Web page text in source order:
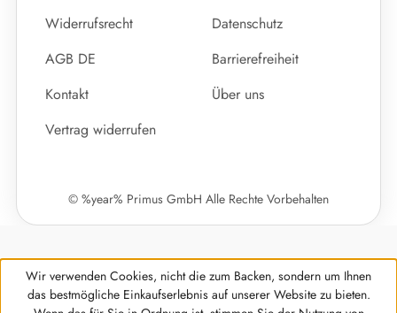
Widerrufsrecht
Datenschutz
AGB DE
Barrierefreiheit
Kontakt
Über uns
Vertrag widerrufen
© %year% Primus GmbH Alle Rechte Vorbehalten
Wir verwenden Cookies, nicht die zum Backen, sondern um Ihnen
das bestmögliche Einkaufserlebnis auf unserer Website zu bieten.